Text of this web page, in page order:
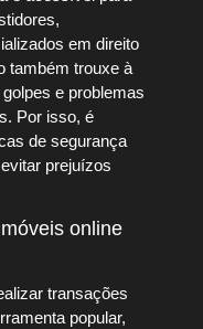
em direito
também trouxe à
e problemas
Por isso, é
de segurança
prejuízos
online
transações
popular,